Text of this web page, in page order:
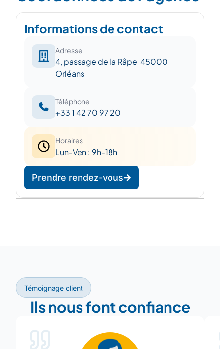
Informations de contact
Adresse
4, passage de la Râpe, 45000
Orléans
Téléphone
+33 1 42 70 97 20
Horaires
Lun-Ven : 9h-18h
Prendre rendez-vous
Témoignage client
Ils nous font confiance